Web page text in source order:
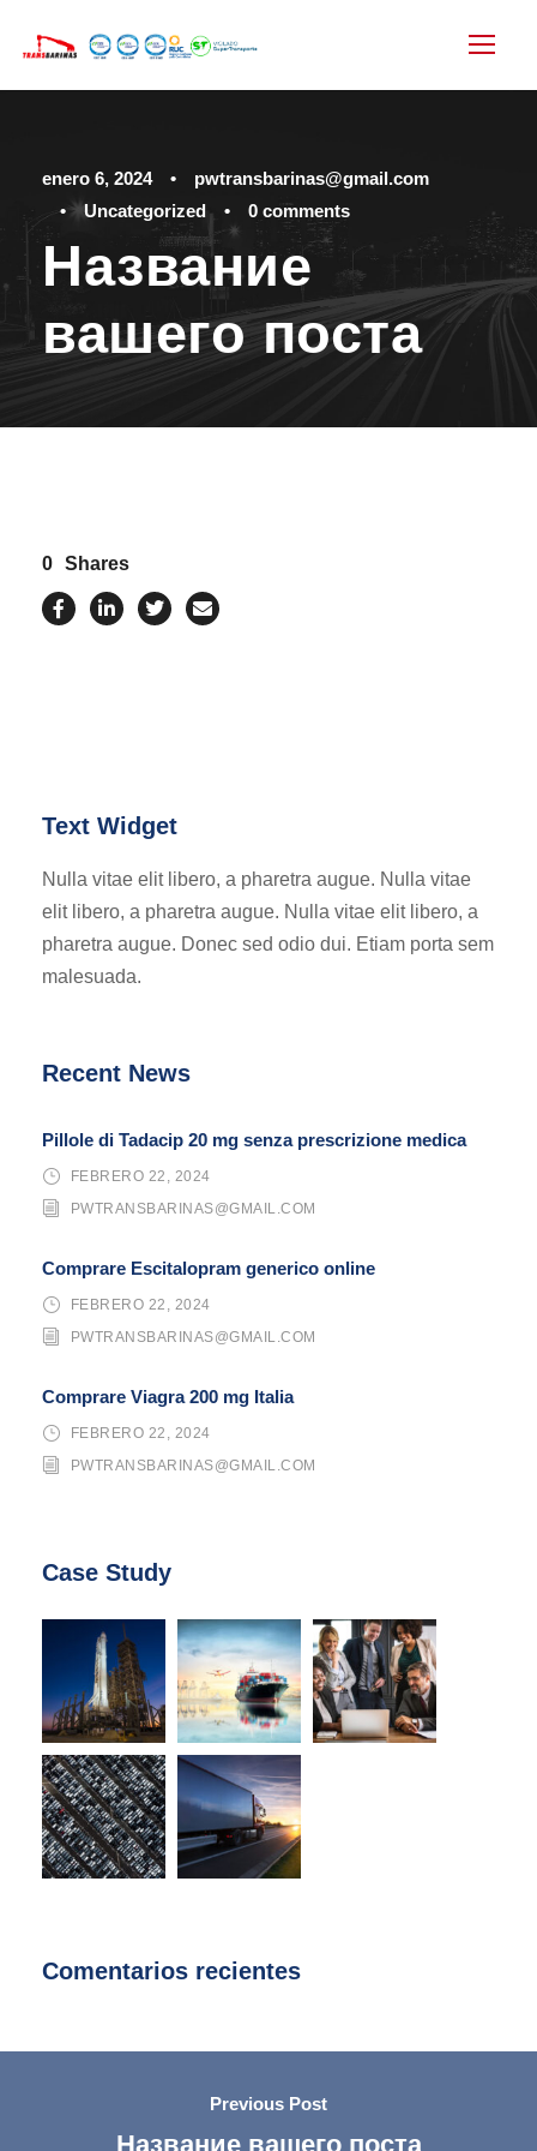
enero 6, 2024 •
pwtransbarinas@gmail.com
•
Uncategorized • 0 comments
Название
вашего поста
0 Shares
Text Widget
Nulla vitae elit libero, a pharetra augue. Nulla vitae
elit libero, a pharetra augue. Nulla vitae elit libero, a
pharetra augue. Donec sed odio dui. Etiam porta sem
malesuada.
Recent News
Pillole di Tadacip 20 mg senza prescrizione medica
FEBRERO 22, 2024
PWTRANSBARINAS@GMAIL.COM
Comprare Escitalopram generico online
FEBRERO 22, 2024
PWTRANSBARINAS@GMAIL.COM
Comprare Viagra 200 mg Italia
FEBRERO 22, 2024
PWTRANSBARINAS@GMAIL.COM
Case Study
Comentarios recientes
Previous Post
Название вашего поста